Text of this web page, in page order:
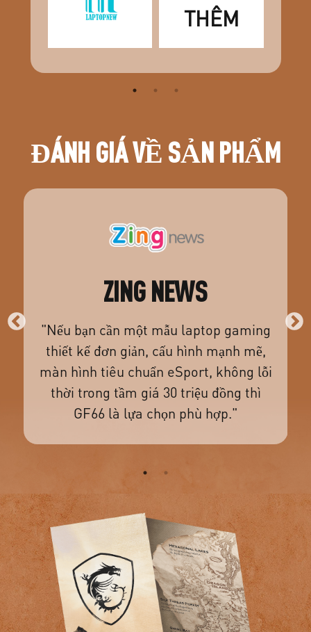
THÊM
ĐÁNH GIÁ VỀ SẢN PHẨM
ZING NEWS
"Nếu bạn cần một mẫu laptop gaming
thiết kế đơn giản, cấu hình mạnh mẽ,
màn hình tiêu chuẩn eSport, không lỗi
thời trong tầm giá 30 triệu đồng thì
GF66 là lựa chọn phù hợp."